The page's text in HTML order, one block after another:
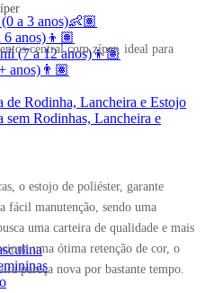
a 3 anos)👶🏽
anos)👦🏽
(7 a 12 anos)👦🏽
anos)👨🏽
Rodinha, Lancheira e Estojo
Rodinhas, Lancheira e
central com zíper, ideal para
o estojo de poliéster, garante
fácil manutenção, sendo uma
uma carteira de qualidade e mais
uma ótima retenção de cor, o
pareça nova por bastante tempo.